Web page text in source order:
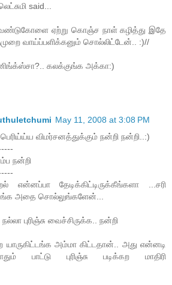
said...
ஏற்று கொஞ்ச நாள் கழித்து இதே
வாய்ப்பளிக்கனும் சொல்லிட்டேன்.. :)//
கலக்குங்க அக்கா:)
May 11, 2008 at 3:08 PM
பெரிய்ய்ய விமர்சனத்துக்கும் நன்றி நன்றி..:)
நன்றி
என்னப்பா தேடிக்கிட்டிருக்கீங்களா ...சரி
அதை சொல்லுங்களேன்...
புரிஞ்சு வைச்சிருக்க.. நன்றி
அம்மா கிட்டதான்.. அது என்னடி
பாட்டு புரிஞ்சு படிக்கற மாதிரி